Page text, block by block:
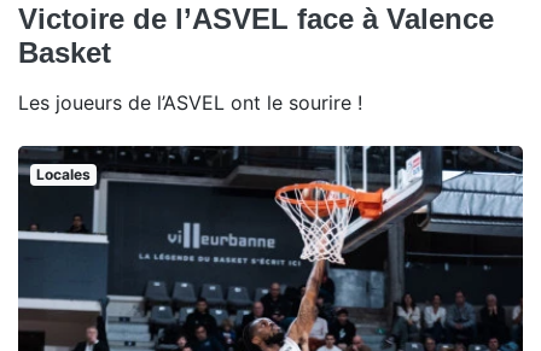
Victoire de l’ASVEL face à Valence
Basket
Les joueurs de l’ASVEL ont le sourire !
Locales